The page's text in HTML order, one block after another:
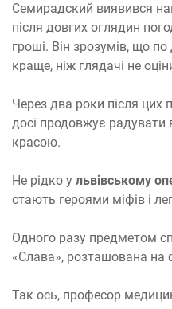
Семирадский виявився
після довгих оглядин
гроші. Він зрозумів, що
краще, ніж глядачі не
Через два роки після цих
досі продовжує радувати
красою.
Не рідко у львівському
стають героями міфів і
Одного разу предметом
«Слава», розташована на
Так ось, професор